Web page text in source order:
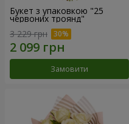
Букет з упаковкою "25
червоних троянд"
3 229 грн
Замовити